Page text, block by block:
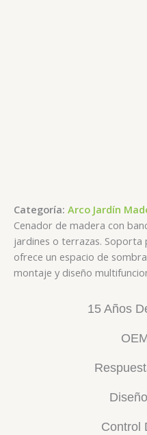
Categoría: Arco Jardín
Cenador de madera con
jardines o terrazas.
ofrece un espacio de
montaje y diseño
15 Años
Control